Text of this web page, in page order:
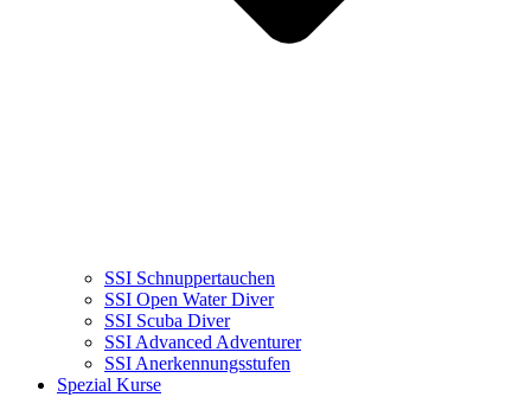
SSI Schnuppertauchen
SSI Open Water Diver
SSI Scuba Diver
SSI Advanced Adventurer
SSI Anerkennungsstufen
Spezial Kurse